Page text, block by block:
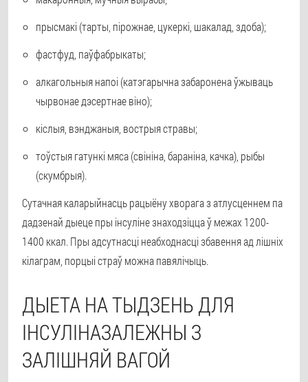
прысмакі (тарты, пірожнае, цукеркі, шакалад, здоба);
фастфуд, паўфабрыкаты;
алкагольныя напоі (катэгарычна забаронена ўжываць
чырвонае дэсертнае віно);
кіслыя, вэнджаныя, вострыя стравы;
тоўстыя гатункі мяса (свініна, бараніна, качка), рыбы
(скумбрыя).
Сутачная каларыйнасць рацыёну хворага з атлусценнем па
дадзенай дыеце пры інсуліне знаходзіцца ў межах 1200-
1400 ккал. Пры адсутнасці неабходнасці збавення ад лішніх
кілаграм, порцыі страў можна павялічыць.
ДЫЕТА НА ТЫДЗЕНЬ ДЛЯ
ІНСУЛІНАЗАЛЕЖНЫ З
ЗАЛІШНЯЙ ВАГОЙ